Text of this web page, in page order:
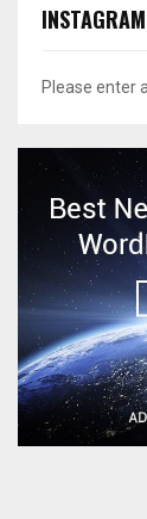
INSTAGRAM
Please enter